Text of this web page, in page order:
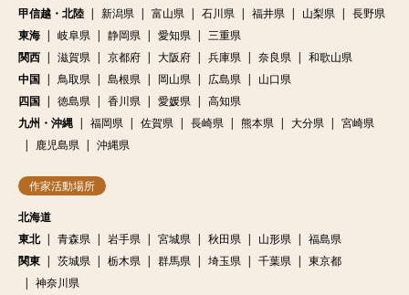
甲信越・北陸
新潟県 富山県 石川県 福井県 山梨県
長野県
東海
岐阜県 静岡県 愛知県
三重県
関西
滋賀県 京都府 大阪府 兵庫県 奈良県
和歌山県
中国
鳥取県 島根県 岡山県 広島県
山口県
四国
徳島県 香川県 愛媛県
高知県
九州・沖縄
福岡県 佐賀県 長崎県 熊本県 大分県
宮崎県
鹿児島県
沖縄県
作家活動場所
北海道
東北
青森県 岩手県 宮城県 秋田県 山形県
福島県
関東
茨城県 栃木県 群馬県 埼玉県 千葉県
東京都
神奈川県